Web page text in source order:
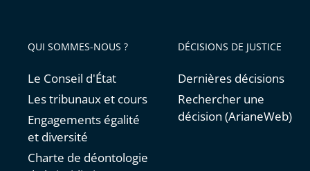
QUI SOMMES-NOUS ?
Le Conseil d'État
Les tribunaux et cours
Engagements égalité
et diversité
Charte de déontologie
DÉCISIONS DE JUSTICE
Dernières décisions
Rechercher une
décision (ArianeWeb)